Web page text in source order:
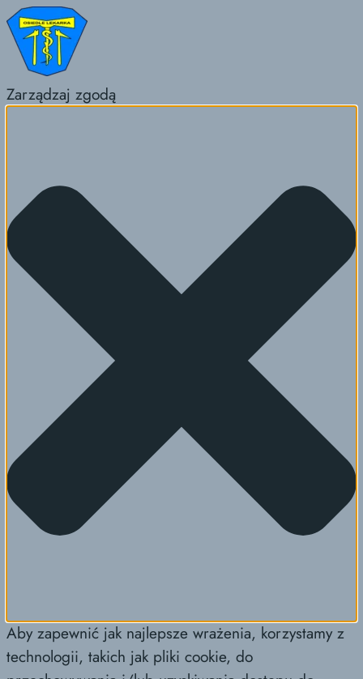
Zarządzaj zgodą
Aby zapewnić jak najlepsze wrażenia, korzystamy z
technologii, takich jak pliki cookie, do